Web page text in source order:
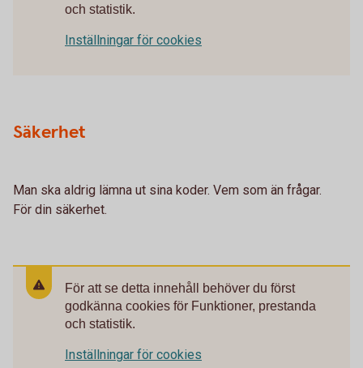
och statistik.
Inställningar för cookies
Säkerhet
Man ska aldrig lämna ut sina koder. Vem som än frågar.
För din säkerhet.
För att se detta innehåll behöver du först
godkänna cookies för Funktioner, prestanda
och statistik.
Inställningar för cookies